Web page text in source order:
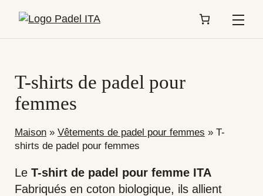
Menu
T-shirts de padel pour
femmes
Maison » Vêtements de padel pour femmes » T-
shirts de padel pour femmes
Le T-shirt de padel pour femme ITA
Fabriqués en coton biologique, ils allient